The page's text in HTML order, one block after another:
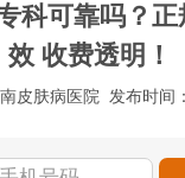
科可靠吗？
效 收费透明！
皮肤病医院 发布时间